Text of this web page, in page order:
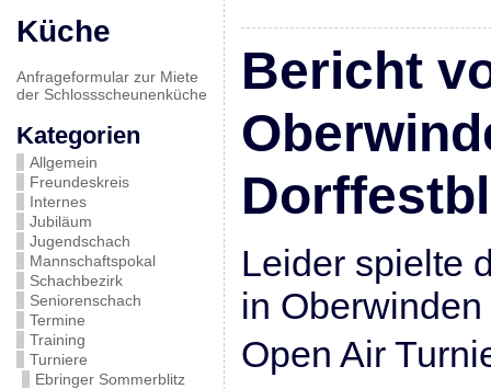
Küche
Anfrageformular zur Miete
der Schlossscheunenküche
Kategorien
Allgemein
Freundeskreis
Internes
Jubiläum
Jugendschach
Mannschaftspokal
Schachbezirk
Seniorenschach
Termine
Training
Turniere
Ebringer Sommerblitz
Bericht
Leider spielte
in
Open Air